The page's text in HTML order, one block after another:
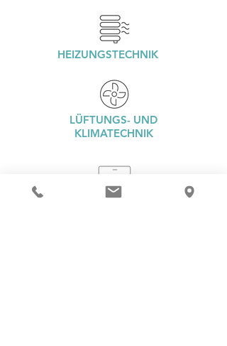
HEIZUNGSTECHNIK
LÜFTUNGS- UND
KLIMATECHNIK